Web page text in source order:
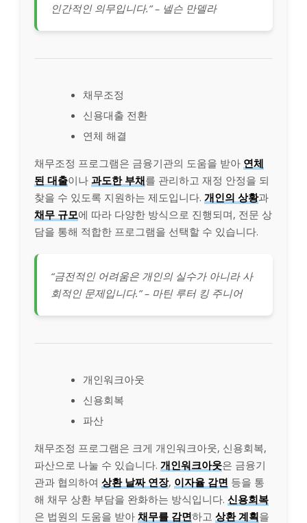
인간적인 의무입니다.” – 넬슨 만델라
채무조정
신용대출 전환
연체 해결
채무조정 프로그램은 금융기관의 도움을 받아 연체
된 대출이나 과도한 부채를 관리하고 재정 안정을 되
찾을 수 있도록 지원하는 제도입니다. 개인의 상황과
채무 규모에 따라 다양한 방식으로 진행되며, 전문 상
담을 통해 적합한 프로그램을 선택할 수 있습니다.
“금전적인 어려움은 개인의 실수가 아니라 사
회적인 문제입니다.” – 마틴 루터 킹 주니어
개인워크아웃
신용회복
파산
채무조정 프로그램은 크게 개인워크아웃, 신용회복,
파산으로 나눌 수 있습니다. 개인워크아웃은 금융기
관과 협의하여 상환 날짜 연장, 이자율 감면 등을 통
해 채무 상환 부담을 완화하는 방식입니다. 신용회복
은 법원의 도움을 받아 채무를 감면하고 상환 계획을